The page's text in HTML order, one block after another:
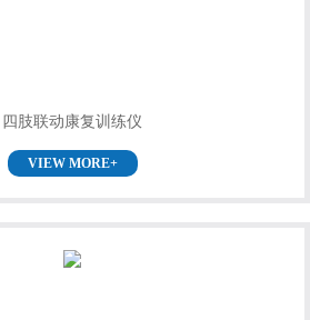
四肢联动康复训练仪
VIEW MORE+